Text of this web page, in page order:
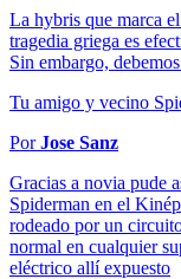
La hybris que marca
tragedia griega es
Sin embargo,
Tu amigo y vecino
PorJose Sanz
Gracias a novia pude
Spiderman en el
rodeado por un
normal en cualquier
eléctrico allí expuesto